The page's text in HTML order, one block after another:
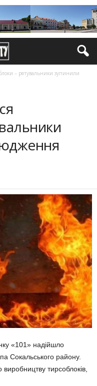
– рятувальники зупинили
«101» надійшло
Сокальського району.
тирсоблоків,